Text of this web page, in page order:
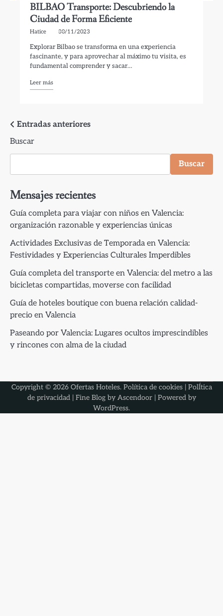
BILBAO Transporte: Descubriendo la
Ciudad de Forma Eficiente
Hatice 30/11/2023
Explorar Bilbao se transforma en una experiencia
fascinante, y para aprovechar al máximo tu visita, es
fundamental comprender y sacar…
Leer más
Navegación
de
Entradas anteriores
Buscar
Buscar
Mensajes recientes
Guía completa para viajar con niños en Valencia:
organización razonable y experiencias únicas
Actividades Exclusivas de Temporada en Valencia:
Festividades y Experiencias Culturales Imperdibles
Guía completa del transporte en Valencia: del metro a las
bicicletas compartidas, moverse con facilidad
Guía de hoteles boutique con buena relación calidad-
precio en Valencia
Paseando por Valencia: Lugares ocultos imprescindibles
y rincones con alma de la ciudad
Copyright © 2026 Ofertas Hoteles. Política de cookies| PolÍtica
de privacidad| Fine Blog by Ascendoor| Powered by
WordPress.